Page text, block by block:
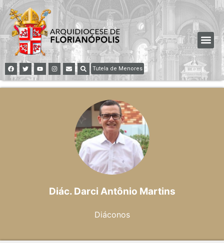
Tutela de Menores
Diác. Darci Antônio Martins
Diáconos